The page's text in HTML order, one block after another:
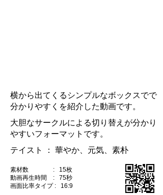
横から出てくるシンプルなボックスでで
分かりやすくを紹介した動画です。
大胆なサークルによる切り替えが分かり
やすいフォーマットです。
テイスト ：​ 華やか、元気、素朴
素材数 : 15枚
動画再生時間 : 75秒
​画面比率タイプ : 16:9